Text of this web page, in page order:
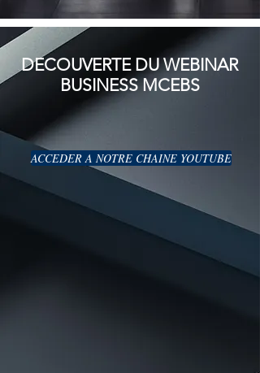
DECOUVERTE DU WEBINAR
BUSINESS MCEBS
ACCEDER A NOTRE CHAINE YOUTUBE